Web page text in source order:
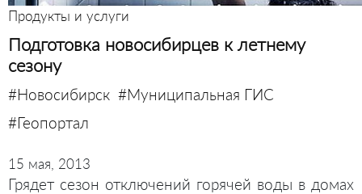
Продукты и услуги
Подготовка новосибирцев к летнему
сезону
#Новосибирск #Муниципальная ГИС
#Геопортал
15 мая, 2013
Грядет сезон отключений горячей воды в домах